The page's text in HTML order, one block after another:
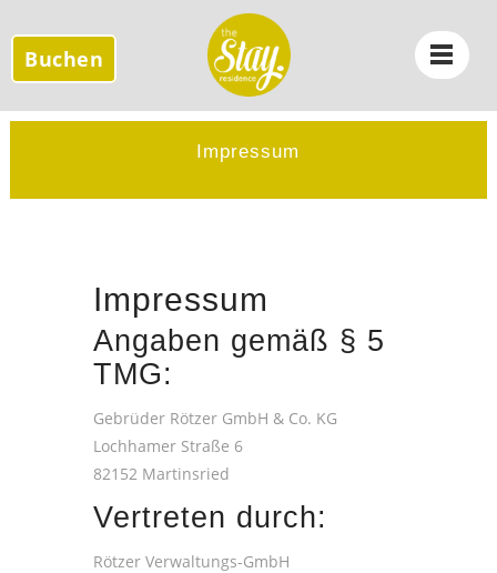
Buchen
Impressum
Impressum
Angaben gemäß § 5
TMG:
Gebrüder Rötzer GmbH & Co. KG
Lochhamer Straße 6
82152 Martinsried
Vertreten durch:
Rötzer Verwaltungs-GmbH